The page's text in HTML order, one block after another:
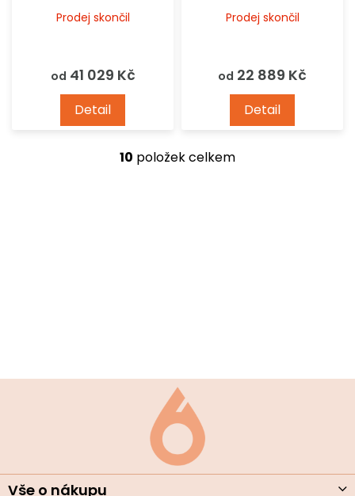
Prodej skončil
od 41 029 Kč
Detail
Prodej skončil
od 22 889 Kč
Detail
O
ý
p
i
s
10 položek celkem
Z
í
Vše o nákupu